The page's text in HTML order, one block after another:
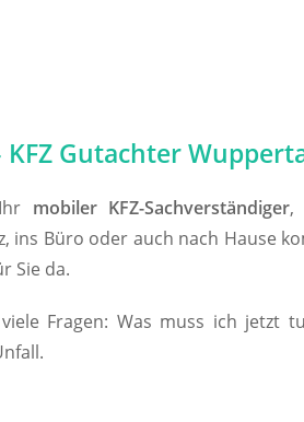
Gutachter
mobiler KFZ-Sachverständiger,
ins Büro oder auch nach Hause
Sie da.
Fragen: Was muss ich jetzt